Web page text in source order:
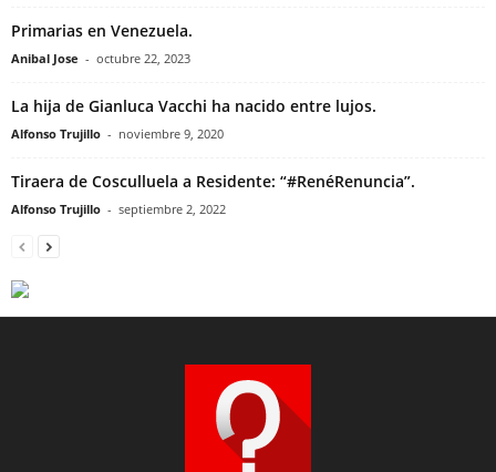
Primarias en Venezuela.
Anibal Jose - octubre 22, 2023
La hija de Gianluca Vacchi ha nacido entre lujos.
Alfonso Trujillo - noviembre 9, 2020
Tiraera de Cosculluela a Residente: “#RenéRenuncia”.
Alfonso Trujillo - septiembre 2, 2022